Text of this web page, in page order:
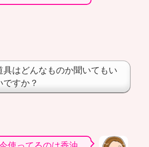
具はどんなものか聞いてもい
ですか？